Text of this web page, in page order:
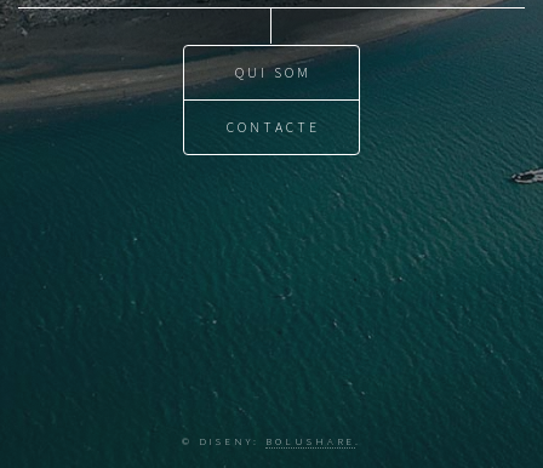
QUI SOM
CONTACTE
© DISENY: BOLUSHARE.